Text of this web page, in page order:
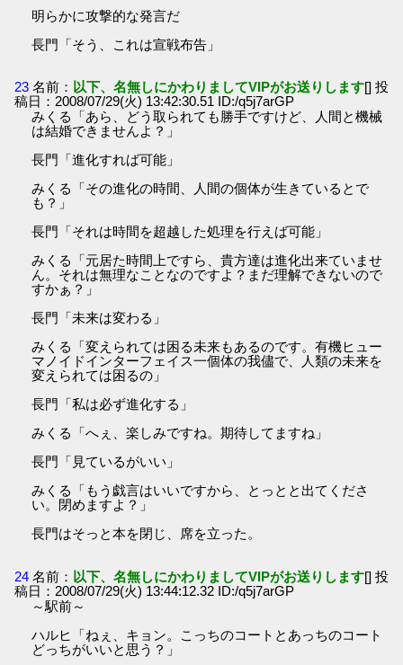
明らかに攻撃的な発言だ
長門「そう、これは宣戦布告」
23 名前： 以下、名無しにかわりましてVIPがお送りします[] 投
稿日：2008/07/29(火) 13:42:30.51 ID:/q5j7arGP
みくる「あら、どう取られても勝手ですけど、人間と機械
は結婚できませんよ？」
長門「進化すれば可能」
みくる「その進化の時間、人間の個体が生きているとで
も？」
長門「それは時間を超越した処理を行えば可能」
みくる「元居た時間上ですら、貴方達は進化出来ていませ
ん。それは無理なことなのですよ？まだ理解できないので
すかぁ？」
長門「未来は変わる」
みくる「変えられては困る未来もあるのです。有機ヒュー
マノイドインターフェイス一個体の我儘で、人類の未来を
変えられては困るの」
長門「私は必ず進化する」
みくる「へぇ、楽しみですね。期待してますね」
長門「見ているがいい」
みくる「もう戯言はいいですから、とっとと出てくださ
い。閉めますよ？」
長門はそっと本を閉じ、席を立った。
24 名前： 以下、名無しにかわりましてVIPがお送りします[] 投
稿日：2008/07/29(火) 13:44:12.32 ID:/q5j7arGP
～駅前～
ハルヒ「ねぇ、キョン。こっちのコートとあっちのコート
どっちがいいと思う？」